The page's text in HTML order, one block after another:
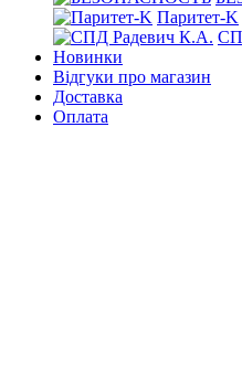
Паритет-K
Новинки
Відгуки про магазин
Доставка
Оплата